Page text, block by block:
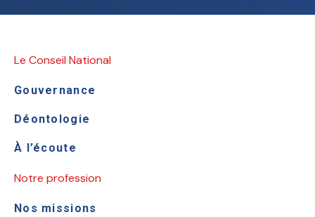
Le Conseil National
Gouvernance
Déontologie
À l’écoute
Notre profession
Nos missions